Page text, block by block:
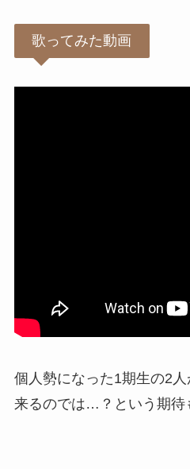
歌ってみた動画
個人勢になった1期生の2
来るのでは…？という期待